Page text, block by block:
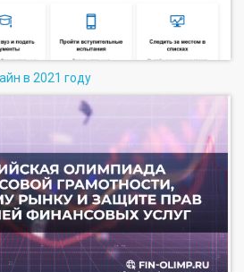
в 2021 году